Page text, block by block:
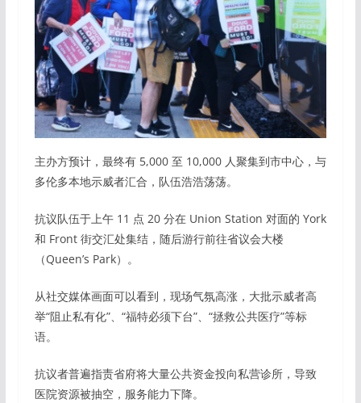
主办方预计，最终有 5,000 至 10,000 人聚集到市中心，与
多伦多本地示威者汇合，队伍浩浩荡荡。
抗议队伍于上午 11 点 20 分在 Union Station 对面的 York
和 Front 街交汇处集结，随后游行前往省议会大楼
（Queen’s Park）。
从社交媒体画面可以看到，现场气氛高涨，大批示威者高
举“阻止私有化”、“福特必须下台”、“拯救公共医疗”等标
语。
抗议者普遍指责省府将大量公共资金投向私营诊所，导致
医院资源被抽空，服务能力下降。